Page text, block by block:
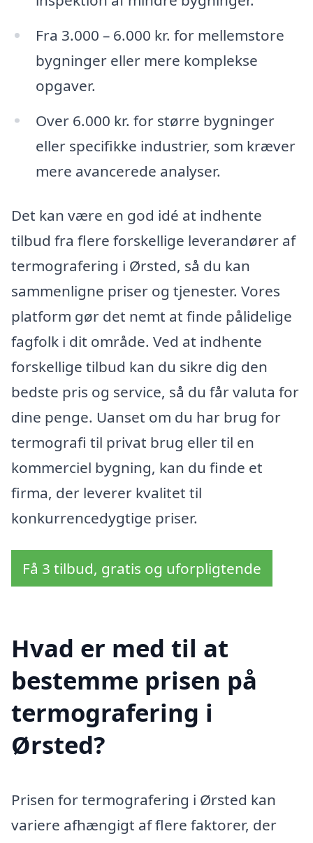
Fra 3.000 – 6.000 kr. for mellemstore
bygninger eller mere komplekse
opgaver.
Over 6.000 kr. for større bygninger
eller specifikke industrier, som kræver
mere avancerede analyser.
Det kan være en god idé at indhente
tilbud fra flere forskellige leverandører af
termografering i Ørsted, så du kan
sammenligne priser og tjenester. Vores
platform gør det nemt at finde pålidelige
fagfolk i dit område. Ved at indhente
forskellige tilbud kan du sikre dig den
bedste pris og service, så du får valuta for
dine penge. Uanset om du har brug for
termografi til privat brug eller til en
kommerciel bygning, kan du finde et
firma, der leverer kvalitet til
konkurrencedygtige priser.
Få 3 tilbud, gratis og uforpligtende
Hvad er med til at
bestemme prisen på
termografering i
Ørsted?
Prisen for termografering i Ørsted kan
variere afhængigt af flere faktorer, der